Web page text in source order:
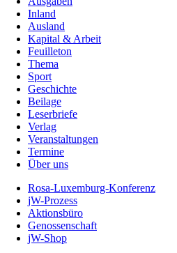
Inland
Ausland
Kapital & Arbeit
Feuilleton
Thema
Sport
Geschichte
Beilage
Leserbriefe
Verlag
Veranstaltungen
Termine
Über uns
Rosa-Luxemburg-Konferenz
jW-Prozess
Aktionsbüro
Genossenschaft
jW-Shop